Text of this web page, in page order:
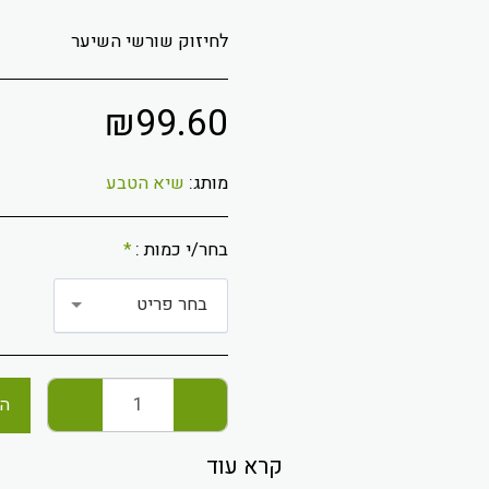
לחיזוק שורשי השיער
₪99.60
מותג: שיא הטבע
בחר/י כמות : *
בחר פריט
קרא עוד